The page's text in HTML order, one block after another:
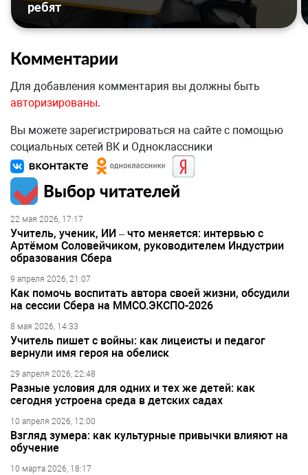
ребят
Комментарии
Для добавления комментария вы должны быть
авторизированы.
Вы можете зарегистрироваться на сайте с помощью
социальных сетей ВК и Одноклассники
Выбор читателей
22 мая 2026, 17:17
Учитель, ученик, ИИ – что меняется: интервью с
Артёмом Соловейчиком, руководителем Индустрии
образования Сбера
9 апреля 2026, 21:07
Как помочь воспитать автора своей жизни, обсудили
на сессии Сбера на ММСО.ЭКСПО-2026
8 мая 2026, 14:33
Учитель пишет с войны: как лицеисты и педагог
вернули имя героя на обелиск
29 апреля 2026, 22:48
Разные условия для одних и тех же детей: как
сегодня устроена среда в детских садах
10 апреля 2026, 12:00
Взгляд зумера: как культурные привычки влияют на
обучение
10 марта 2026, 18:17